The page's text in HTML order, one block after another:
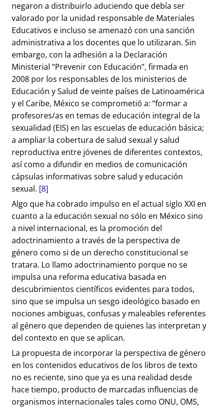
negaron a distribuirlo aduciendo que debía ser
valorado por la unidad responsable de Materiales
Educativos e incluso se amenazó con una sanción
administrativa a los docentes que lo utilizaran. Sin
embargo, con la adhesión a la Declaración
Ministerial “Prevenir con Educación”, firmada en
2008 por los responsables de los ministerios de
Educación y Salud de veinte países de Latinoamérica
y el Caribe, México se comprometió a: “formar a
profesores/as en temas de educación integral de la
sexualidad (EIS) en las escuelas de educación básica;
a ampliar la cobertura de salud sexual y salud
reproductiva entre jóvenes de diferentes contextos,
así como a difundir en medios de comunicación
cápsulas informativas sobre salud y educación
sexual. [8]
Algo que ha cobrado impulso en el actual siglo XXI en
cuanto a la educación sexual no sólo en México sino
a nivel internacional, es la promoción del
adoctrinamiento a través de la perspectiva de
género como si de un derecho constitucional se
tratara. Lo llamo adoctrinamiento porque no se
impulsa una reforma educativa basada en
descubrimientos científicos evidentes para todos,
sino que se impulsa un sesgo ideológico basado en
nociones ambiguas, confusas y maleables referentes
al género que dependen de quienes las interpretan y
del contexto en que se aplican.
La propuesta de incorporar la perspectiva de género
en los contenidos educativos de los libros de texto
no es reciente, sino que ya es una realidad desde
hace tiempo, producto de marcadas influencias de
organismos internacionales tales como ONU, OMS,